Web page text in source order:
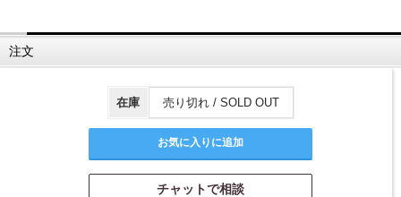
注文
在庫 売り切れ / SOLD OUT
チャットで相談